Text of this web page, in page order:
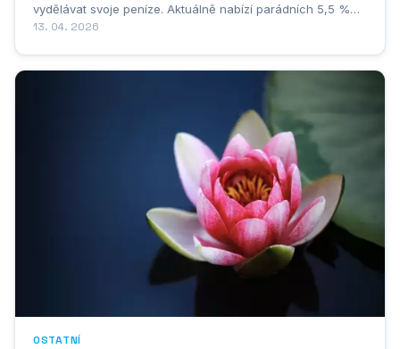
vydělávat svoje peníze. Aktuálně nabízí parádních 5,5 %
ročně na vklady do čtvrt milionu - to už stojí za to, ne? A
13. 04. 2026
OSTATNÍ